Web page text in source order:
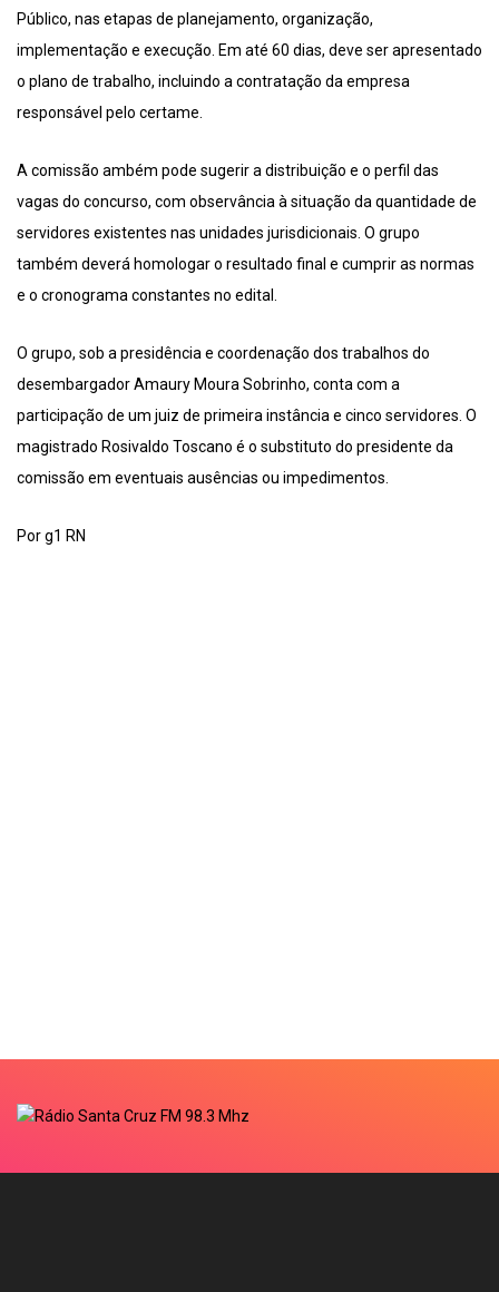
Público, nas etapas de planejamento, organização,
implementação e execução. Em até 60 dias, deve ser apresentado
o plano de trabalho, incluindo a contratação da empresa
responsável pelo certame.
A comissão ambém pode sugerir a distribuição e o perfil das
vagas do concurso, com observância à situação da quantidade de
servidores existentes nas unidades jurisdicionais. O grupo
também deverá homologar o resultado final e cumprir as normas
e o cronograma constantes no edital.
O grupo, sob a presidência e coordenação dos trabalhos do
desembargador Amaury Moura Sobrinho, conta com a
participação de um juiz de primeira instância e cinco servidores. O
magistrado Rosivaldo Toscano é o substituto do presidente da
comissão em eventuais ausências ou impedimentos.
Por g1 RN